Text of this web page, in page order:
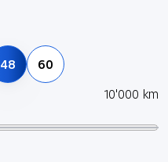
48
60
10'000 km